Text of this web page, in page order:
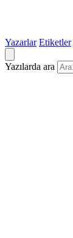
Yazarlar Etiketler
Yazılarda ara